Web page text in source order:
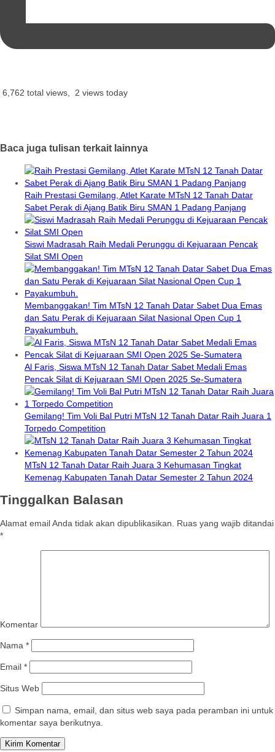
6,762 total views, 2 views today
Baca juga tulisan terkait lainnya
Raih Prestasi Gemilang, Atlet Karate MTsN 12 Tanah Datar
Sabet Perak di Ajang Batik Biru SMAN 1 Padang Panjang
Siswi Madrasah Raih Medali Perunggu di Kejuaraan Pencak
Silat SMI Open
Membanggakan! Tim MTsN 12 Tanah Datar Sabet Dua Emas
dan Satu Perak di Kejuaraan Silat Nasional Open Cup 1
Payakumbuh.
Al Faris, Siswa MTsN 12 Tanah Datar Sabet Medali Emas
Pencak Silat di Kejuaraan SMI Open 2025 Se-Sumatera
Gemilang! Tim Voli Bal Putri MTsN 12 Tanah Datar Raih Juara 1
Torpedo Competition
MTsN 12 Tanah Datar Raih Juara 3 Kehumasan Tingkat
Kemenag Kabupaten Tanah Datar Semester 2 Tahun 2024
Tinggalkan Balasan
Alamat email Anda tidak akan dipublikasikan. Ruas yang wajib ditandai
*
Komentar
Nama *
Email *
Situs Web
Simpan nama, email, dan situs web saya pada peramban ini untuk
komentar saya berikutnya.